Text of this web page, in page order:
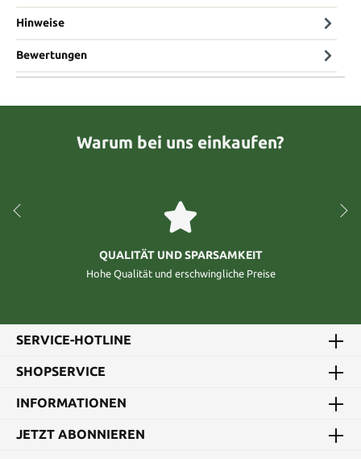
Hinweise
Bewertungen
Warum bei uns einkaufen?
QUALITÄT UND SPARSAMKEIT
Hohe Qualität und erschwingliche Preise
SERVICE-HOTLINE
SHOPSERVICE
INFORMATIONEN
JETZT ABONNIEREN